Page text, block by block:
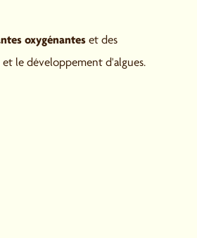
oxygénantes et des
le développement d'algues.